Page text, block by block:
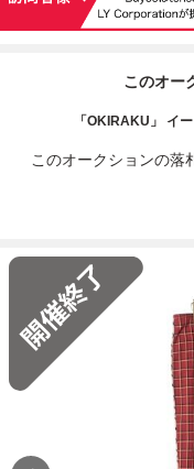
このオー
「OKIRAKU」 イ
このオークションの落